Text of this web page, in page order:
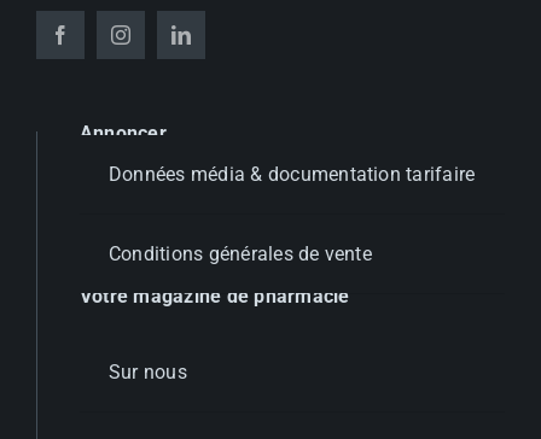
Annoncer
Données média & documentation tarifaire
Conditions générales de vente
Votre magazine de pharmacie
Sur nous